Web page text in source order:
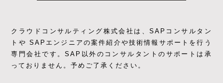
クラウドコンサルティング株式会社は、SAPコンサルタン
トや SAPエンジニアの案件紹介や技術情報サポートを行う
専門会社です。SAP以外のコンサルタントのサポートは承
っておりません。予めご了承ください。